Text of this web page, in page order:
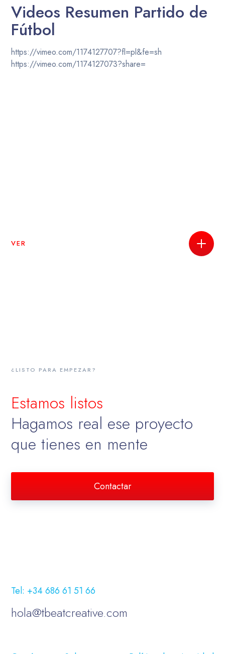
Videos Resumen Partido de
Fútbol
https://vimeo.com/1174127707?fl=pl&fe=sh
https://vimeo.com/1174127073?share=
VER
¿LISTO PARA EMPEZAR?
Estamos listos
Hagamos real ese proyecto
que tienes en mente
Contactar
Tel: +34 686 61 51 66
hola@tbeatcreative.com